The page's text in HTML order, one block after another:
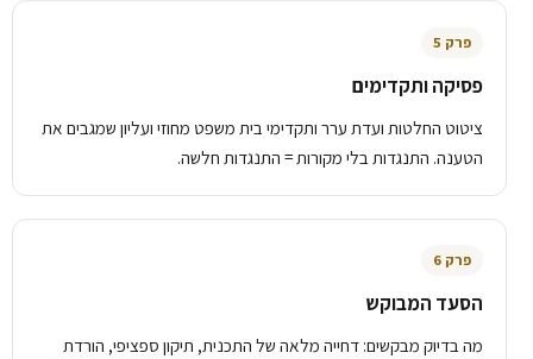
פרק 5
פסיקה ותקדימים
ציטוט החלטות ועדת ערר ותקדימי בית משפט מחוזי ועליון שמגבים את
הטענה. התנגדות בלי מקורות = התנגדות חלשה.
פרק 6
הסעד המבוקש
מה בדיוק מבקשים: דחייה מלאה של התכנית, תיקון ספציפי, הורדת